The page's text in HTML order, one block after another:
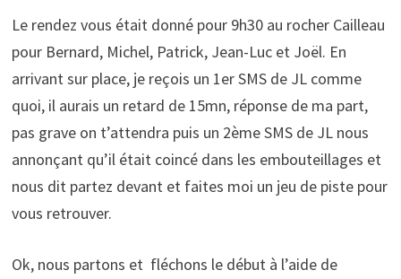
Le rendez vous était donné pour 9h30 au rocher Cailleau
pour Bernard, Michel, Patrick, Jean-Luc et Joël. En
arrivant sur place, je reçois un 1er SMS de JL comme
quoi, il aurais un retard de 15mn, réponse de ma part,
pas grave on t’attendra puis un 2ème SMS de JL nous
annonçant qu’il était coincé dans les embouteillages et
nous dit partez devant et faites moi un jeu de piste pour
vous retrouver.
Ok, nous partons et fléchons le début à l’aide de